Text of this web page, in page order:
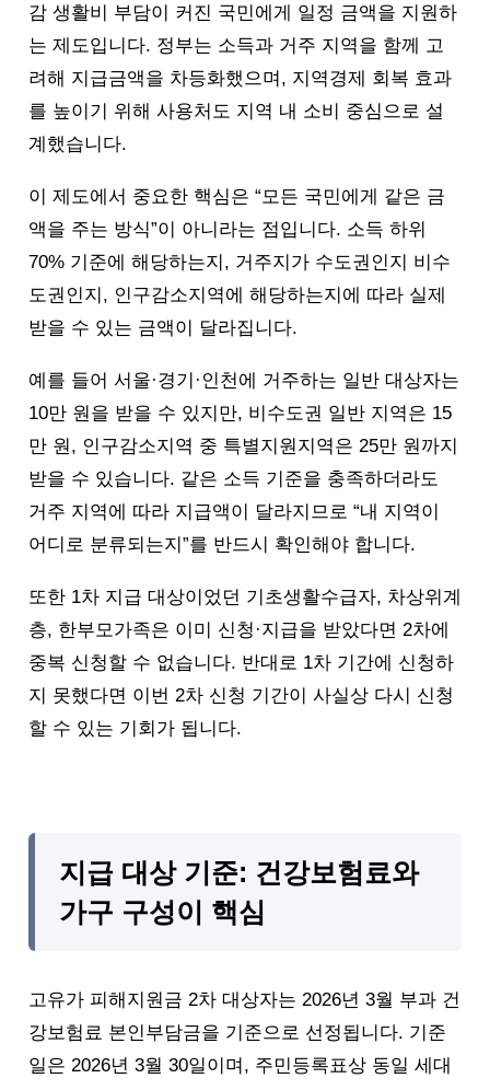
감 생활비 부담이 커진 국민에게 일정 금액을 지원하
는 제도입니다. 정부는 소득과 거주 지역을 함께 고
려해 지급금액을 차등화했으며, 지역경제 회복 효과
를 높이기 위해 사용처도 지역 내 소비 중심으로 설
계했습니다.
이 제도에서 중요한 핵심은 “모든 국민에게 같은 금
액을 주는 방식”이 아니라는 점입니다. 소득 하위
70% 기준에 해당하는지, 거주지가 수도권인지 비수
도권인지, 인구감소지역에 해당하는지에 따라 실제
받을 수 있는 금액이 달라집니다.
예를 들어 서울·경기·인천에 거주하는 일반 대상자는
10만 원을 받을 수 있지만, 비수도권 일반 지역은 15
만 원, 인구감소지역 중 특별지원지역은 25만 원까지
받을 수 있습니다. 같은 소득 기준을 충족하더라도
거주 지역에 따라 지급액이 달라지므로 “내 지역이
어디로 분류되는지”를 반드시 확인해야 합니다.
또한 1차 지급 대상이었던 기초생활수급자, 차상위계
층, 한부모가족은 이미 신청·지급을 받았다면 2차에
중복 신청할 수 없습니다. 반대로 1차 기간에 신청하
지 못했다면 이번 2차 신청 기간이 사실상 다시 신청
할 수 있는 기회가 됩니다.
지급 대상 기준: 건강보험료와
가구 구성이 핵심
고유가 피해지원금 2차 대상자는 2026년 3월 부과 건
강보험료 본인부담금을 기준으로 선정됩니다. 기준
일은 2026년 3월 30일이며, 주민등록표상 동일 세대